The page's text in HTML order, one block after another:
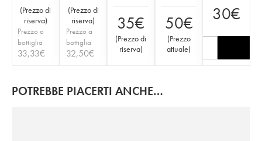
(Prezzo di
riserva)
Prezzo a
bottiglia
33,33€
(Prezzo di
riserva)
Prezzo a
bottiglia
32,50€
35€
(Prezzo di
riserva)
50€
(Prezzo
attuale)
30€
POTREBBE PIACERTI ANCHE…